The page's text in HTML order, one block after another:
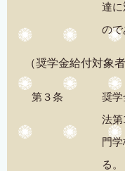
達
の
（奨学金給付対象者
第３条
奨
法
門
る。